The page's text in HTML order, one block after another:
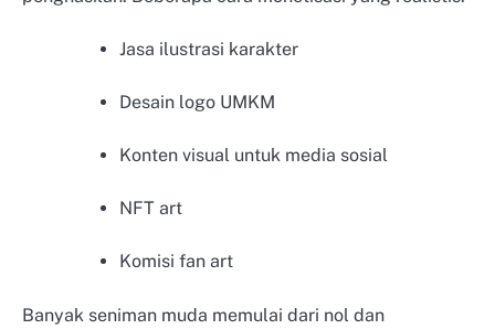
Jasa ilustrasi karakter
Desain logo UMKM
Konten visual untuk media sosial
NFT art
Komisi fan art
Banyak seniman muda memulai dari nol dan